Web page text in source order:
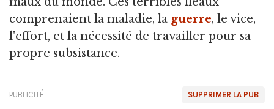
comprenaient la maladie, la guerre, le vice,
l'effort, et la nécessité de travailler pour sa
propre subsistance.
SUPPRIMER LA PUB
PUBLICITÉ